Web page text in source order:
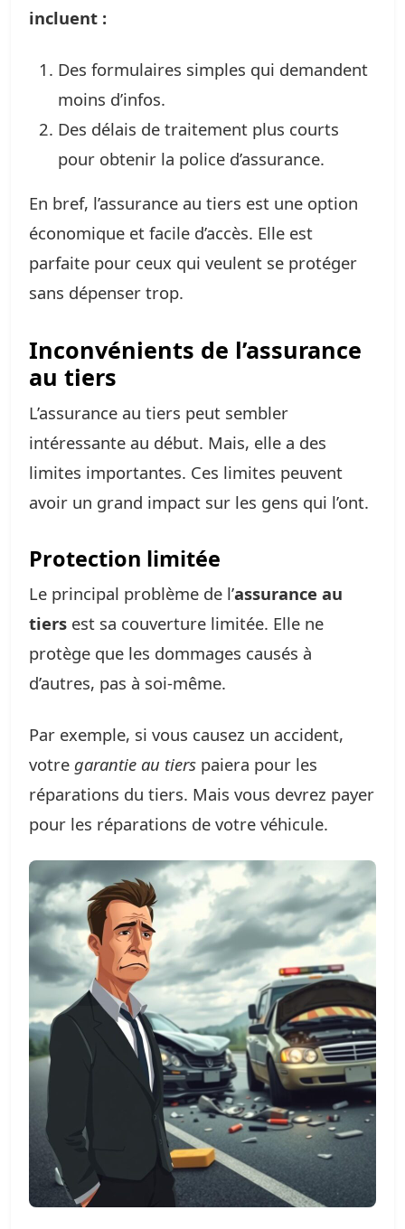
incluent :
Des formulaires simples qui demandent
moins d’infos.
Des délais de traitement plus courts
pour obtenir la police d’assurance.
En bref, l’assurance au tiers est une option
économique et facile d’accès. Elle est
parfaite pour ceux qui veulent se protéger
sans dépenser trop.
Inconvénients de l’assurance
au tiers
L’assurance au tiers peut sembler
intéressante au début. Mais, elle a des
limites importantes. Ces limites peuvent
avoir un grand impact sur les gens qui l’ont.
Protection limitée
Le principal problème de l’assurance au
tiers est sa couverture limitée. Elle ne
protège que les dommages causés à
d’autres, pas à soi-même.
Par exemple, si vous causez un accident,
votre garantie au tiers paiera pour les
réparations du tiers. Mais vous devrez payer
pour les réparations de votre véhicule.